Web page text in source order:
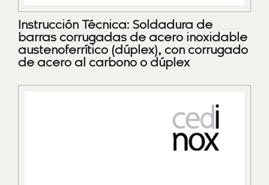
Instrucción Técnica: Soldadura de
barras corrugadas de acero inoxidable
austenoferrítico (dúplex), con corrugado
de acero al carbono o dúplex